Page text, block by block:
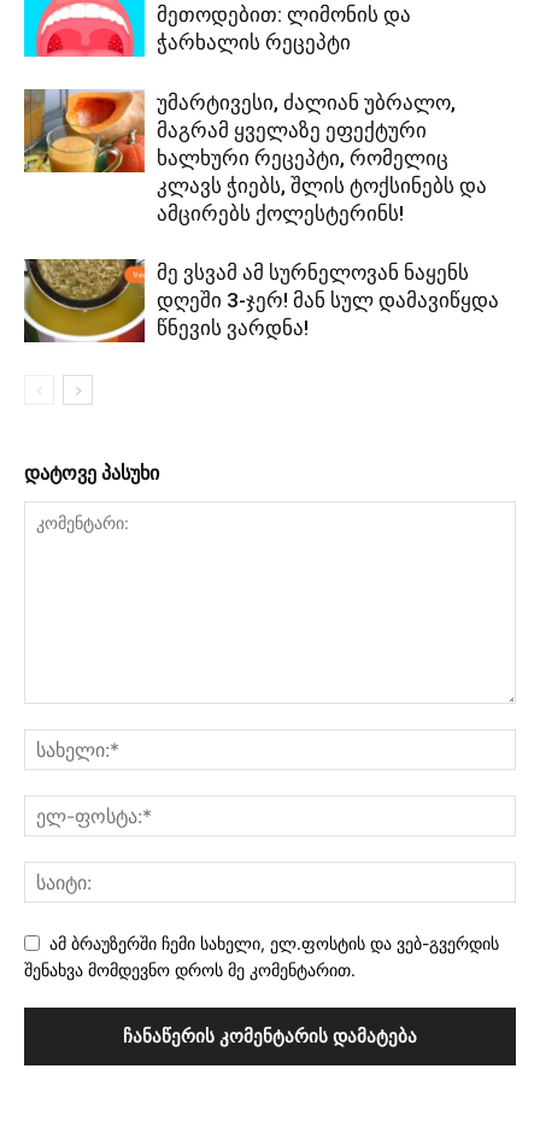
მეთოდებით: ლიმონის და
ჭარხალის რეცეპტი
უმარტივესი, ძალიან უბრალო,
მაგრამ ყველაზე ეფექტური
ხალხური რეცეპტი, რომელიც
კლავს ჭიებს, შლის ტოქსინებს და
ამცირებს ქოლესტერინს!
მე ვსვამ ამ სურნელოვან ნაყენს
დღეში 3-ჯერ! მან სულ დამავიწყდა
წნევის ვარდნა!
დატოვე პასუხი
ამ ბრაუზერში ჩემი სახელი, ელ.ფოსტის და ვებ-გვერდის
შენახვა მომდევნო დროს მე კომენტარით.